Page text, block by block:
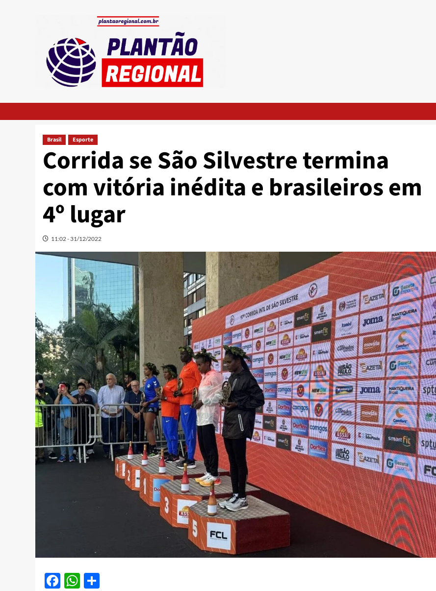
Brasil Esporte
Corrida se São Silvestre termina
com vitória inédita e brasileiros em
4º lugar
11:02 - 31/12/2022
Facebook
WhatsApp